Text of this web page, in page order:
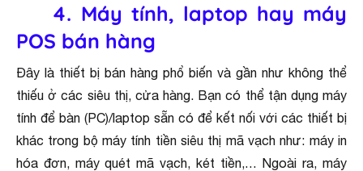
4. Máy tính, laptop hay máy
POS bán hàng
Đây là thiết bị bán hàng phổ biến và gần như không thể
thiếu ở các siêu thị, cửa hàng. Bạn có thể tận dụng máy
tính để bàn (PC)/laptop sẵn có để kết nối với các thiết bị
khác trong bộ máy tính tiền siêu thị mã vạch như: máy in
hóa đơn, máy quét mã vạch, két tiền,… Ngoài ra, máy